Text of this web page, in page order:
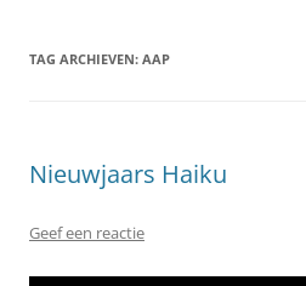
TAG ARCHIEVEN: AAP
Nieuwjaars Haiku
Geef een reactie